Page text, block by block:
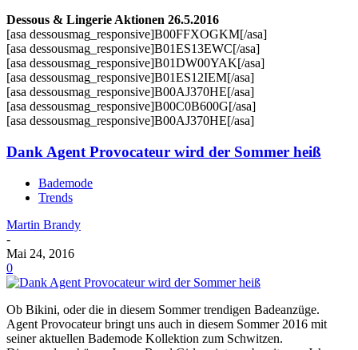
Dessous & Lingerie Aktionen 26.5.2016
[asa dessousmag_responsive]B00FFXOGKM[/asa]
[asa dessousmag_responsive]B01ES13EWC[/asa]
[asa dessousmag_responsive]B01DW00YAK[/asa]
[asa dessousmag_responsive]B01ES12IEM[/asa]
[asa dessousmag_responsive]B00AJ370HE[/asa]
[asa dessousmag_responsive]B00C0B600G[/asa]
[asa dessousmag_responsive]B00AJ370HE[/asa]
Dank Agent Provocateur wird der Sommer heiß
Bademode
Trends
Martin Brandy
-
Mai 24, 2016
0
Ob Bikini, oder die in diesem Sommer trendigen Badeanzüge.
Agent Provocateur bringt uns auch in diesem Sommer 2016 mit
seiner aktuellen Bademode Kollektion zum Schwitzen.